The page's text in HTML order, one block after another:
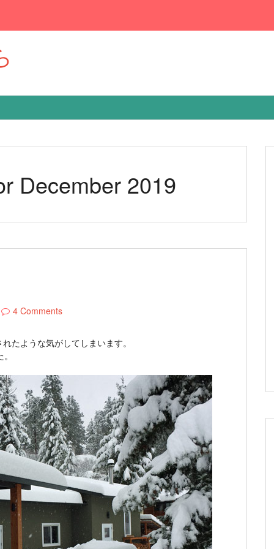
December 2019
4 Comments
たような気がしてしまいます。